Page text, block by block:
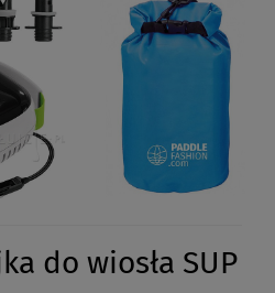
do wiosła SUP